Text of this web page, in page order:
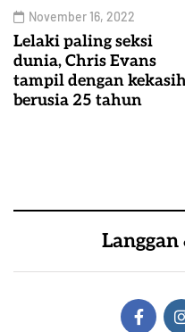
November 16, 2022
Lelaki paling seksi
dunia, Chris Evans
tampil dengan
berusia 25 tahun